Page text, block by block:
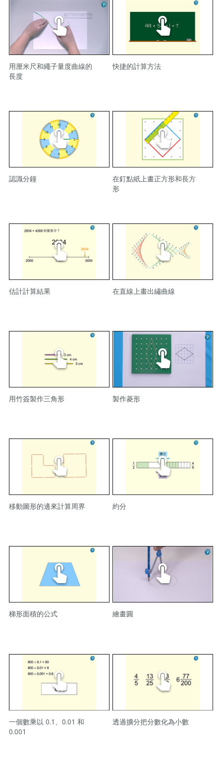
用厘米尺和繩子量度曲線的
長度
快捷的計算方法
認識分鐘
在釘點紙上畫正方形和長方
形
估計計算結果 在直線上畫出繡曲線
用竹簽製作三角形 製作菱形
移動圖形的邊來計算周界 約分
梯形面積的公式 繪畫圓
一個數乘以 0.1、0.01 和
0.001
透過擴分把分數化為小數